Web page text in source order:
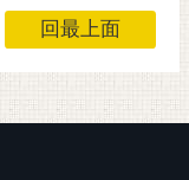
回最上面